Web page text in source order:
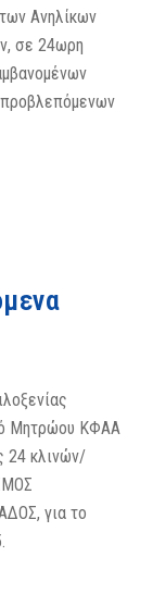
Ανηλίκων
σε 24ωρη
Μητρώου ΚΦΑΑ
24 κλινών/
για το